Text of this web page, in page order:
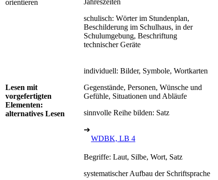
orientieren
schulisch: Wörter im Stundenplan,
Beschilderung im Schulhaus, in der
Schulumgebung, Beschriftung
technischer Geräte
Lesen mit
vorgefertigten
Elementen:
alternatives Lesen
individuell: Bilder, Symbole, Wortkarten
Gegenstände, Personen, Wünsche und
Gefühle, Situationen und Abläufe
sinnvolle Reihe bilden: Satz
➔
WDBK, LB 4
Begriffe: Laut, Silbe, Wort, Satz
systematischer Aufbau der Schriftsprache